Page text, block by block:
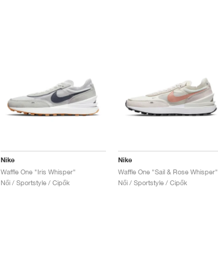
Nike
Waffle One "Iris Whisper"
Női / Sportstyle / Cipők
Nike
Waffle One "Sail & Rose Whisper"
Női / Sportstyle / Cipők